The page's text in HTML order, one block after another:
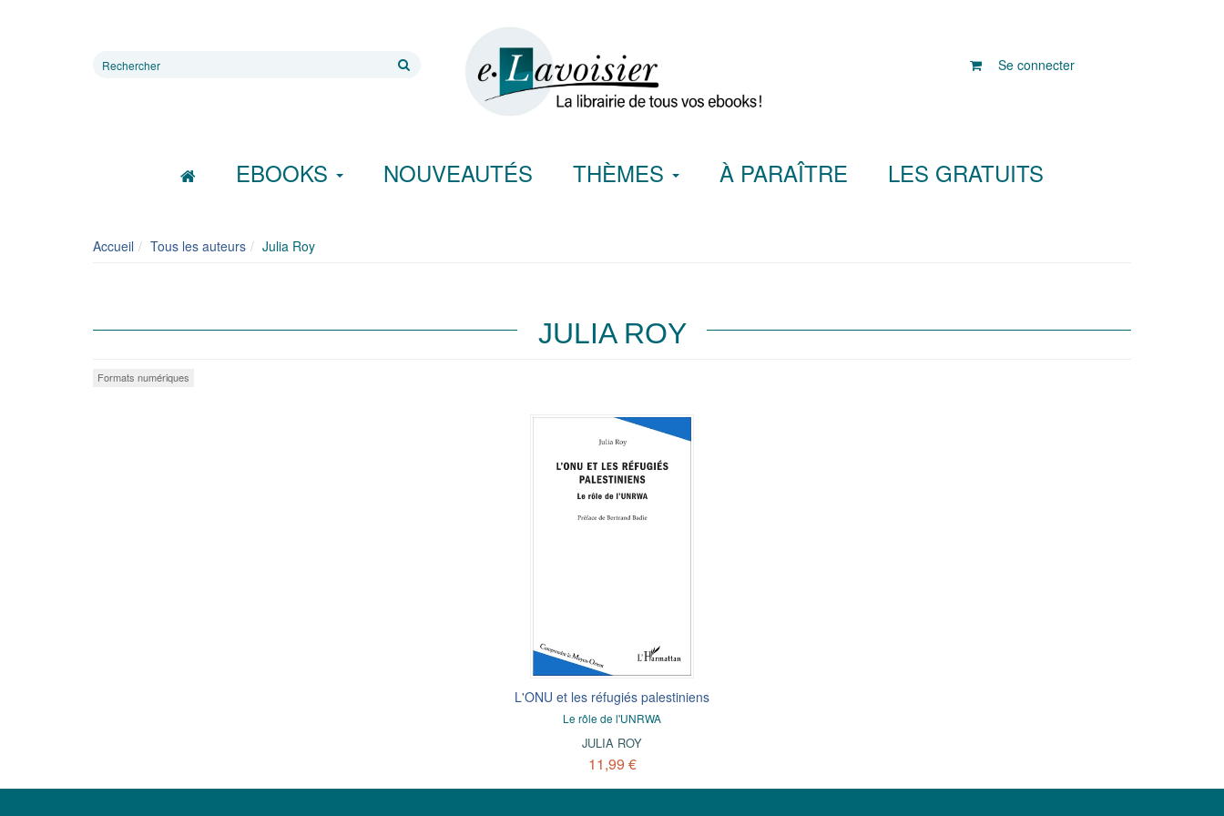
Rechercher
Se connecter
EBOOKS NOUVEAUTÉS THÈMES À PARAÎTRE LES GRATUITS
Accueil Tous les auteurs Julia Roy
JULIA ROY
Formats numériques
L'ONU et les réfugiés palestiniens
Le rôle de l'UNRWA
JULIA ROY
11,99 €